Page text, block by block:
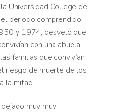
la Universidad College de
periodo comprendido
y 1974, desveló que
con una abuela….
familias que convivían
riesgo de muerte de los
la mitad.
muy muy